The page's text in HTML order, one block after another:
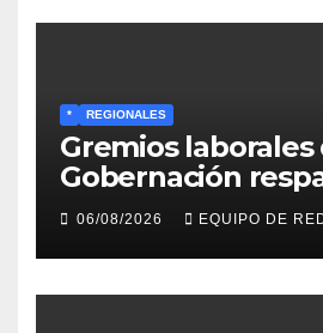
* REGIONALES
Gremios laborales
Gobernación
propuesta de
Recreativo de 100
para jubilados,
activos
06/08/2026 EQUIPO DE